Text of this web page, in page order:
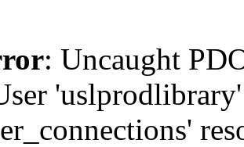
: Uncaught
'uslprodlibrary'